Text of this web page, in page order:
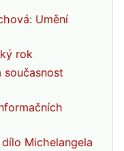
Umění
rok
současnost
Michelangela